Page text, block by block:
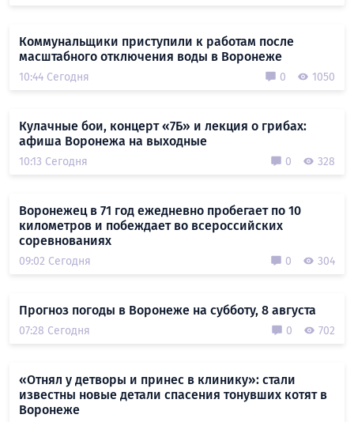
Коммунальщики приступили к работам после
масштабного отключения воды в Воронеже
10:44 Сегодня 0 1050
Кулачные бои, концерт «7Б» и лекция о грибах:
афиша Воронежа на выходные
10:13 Сегодня 0 328
Воронежец в 71 год ежедневно пробегает по 10
километров и побеждает во всероссийских
соревнованиях
09:02 Сегодня 0 304
Прогноз погоды в Воронеже на субботу, 8 августа
07:28 Сегодня 0 702
«Отнял у детворы и принес в клинику»: стали
известны новые детали спасения тонувших котят в
Воронеже